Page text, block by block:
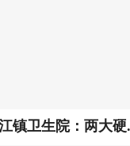
镇卫生院：两大硬